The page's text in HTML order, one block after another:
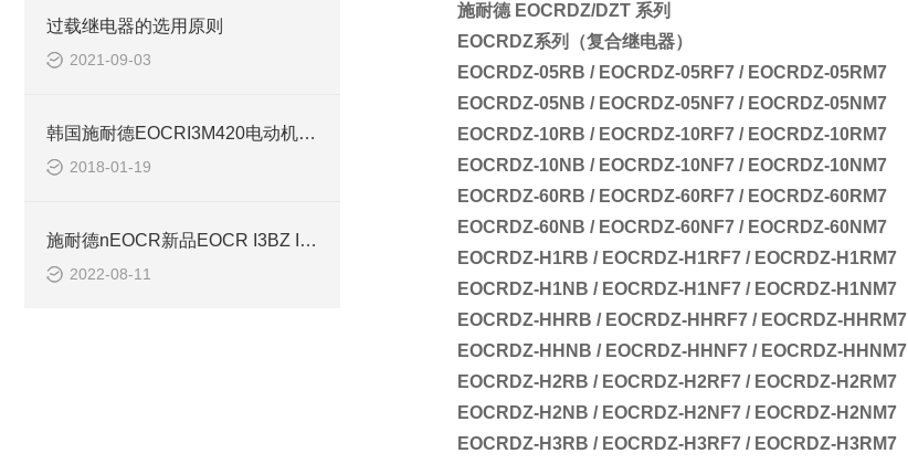
过载继电器的选用原则
2021-09-03
韩国施耐德EOCRI3M420电动机继电器
2018-01-19
施耐德nEOCR新品EOCR I3BZ IFBZ旧新更换表
2022-08-11
施耐德 EOCRDZ/DZT 系列
EOCRDZ系列
（复合继电器）
EOCRDZ-05RB / EOCRDZ-05RF7 / EOCRDZ-05RM7
EOCRDZ-05NB / EOCRDZ-05NF7 / EOCRDZ-05NM7
EOCRDZ-10RB / EOCRDZ-10RF7 / EOCRDZ-10RM7
EOCRDZ-10NB / EOCRDZ-10NF7 / EOCRDZ-10NM7
EOCRDZ-60RB / EOCRDZ-60RF7 / EOCRDZ-60RM7
EOCRDZ-60NB / EOCRDZ-60NF7 / EOCRDZ-60NM7
EOCRDZ-H1RB / EOCRDZ-H1RF7 / EOCRDZ-H1RM7
EOCRDZ-H1NB / EOCRDZ-H1NF7 / EOCRDZ-H1NM7
EOCRDZ-HHRB / EOCRDZ-HHRF7 / EOCRDZ-HHRM7
EOCRDZ-HHNB / EOCRDZ-HHNF7 / EOCRDZ-HHNM7
EOCRDZ-H2RB / EOCRDZ-H2RF7 / EOCRDZ-H2RM7
EOCRDZ-H2NB / EOCRDZ-H2NF7 / EOCRDZ-H2NM7
EOCRDZ-H3RB / EOCRDZ-H3RF7 / EOCRDZ-H3RM7